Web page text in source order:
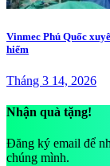
Vinmec Phú Quốc
hiếm
Tháng 3 14, 2026
Nhận quà tặng!
Đăng ký email để
chúng mình.